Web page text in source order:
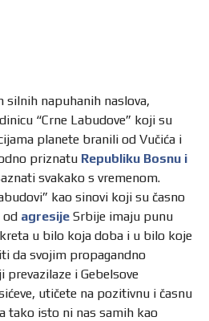
silnih napuhanih naslova,
“Crne Labudove” koji su
planete branili od Vučića i
priznatu Republiku Bosnu i
svakako s vremenom.
kao sinovi koji su časno
od agresijeSrbije imaju punu
u bilo koja doba i u bilo koje
da svojim propagandno
i Gebelsove
utičete na pozitivnu i časnu
tako isto ni nas samih kao